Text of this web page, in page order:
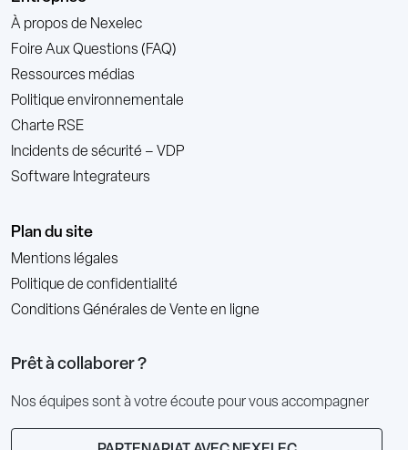
À propos de Nexelec
Foire Aux Questions (FAQ)
Ressources médias
Politique environnementale
Charte RSE
Incidents de sécurité – VDP
Software Integrateurs
Plan du site
Mentions légales
Politique de confidentialité
Conditions Générales de Vente en ligne
Prêt à collaborer ?
Nos équipes sont à votre écoute pour vous accompagner